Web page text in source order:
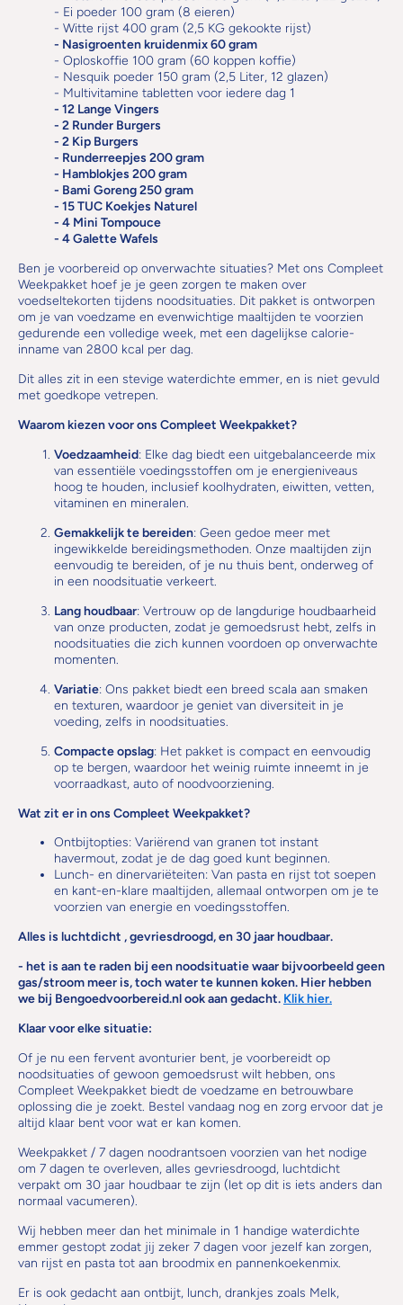
- Ei poeder 100 gram (8 eieren)
- Witte rijst 400 gram (2,5 KG gekookte rijst)
- Nasigroenten kruidenmix 60 gram
- Oploskoffie 100 gram (60 koppen koffie)
- Nesquik poeder 150 gram (2,5 Liter, 12 glazen)
- Multivitamine tabletten voor iedere dag 1
- 12 Lange Vingers
- 2 Runder Burgers
- 2 Kip Burgers
- Runderreepjes 200 gram
- Hamblokjes 200 gram
- Bami Goreng 250 gram
- 15 TUC Koekjes Naturel
- 4 Mini Tompouce
- 4 Galette Wafels
Ben je voorbereid op onverwachte situaties? Met ons Compleet
Weekpakket hoef je je geen zorgen te maken over
voedseltekorten tijdens noodsituaties. Dit pakket is ontworpen
om je van voedzame en evenwichtige maaltijden te voorzien
gedurende een volledige week, met een dagelijkse calorie-
inname van 2800 kcal per dag.
Dit alles zit in een stevige waterdichte emmer, en is niet gevuld
met goedkope vetrepen.
Waarom kiezen voor ons Compleet Weekpakket?
Voedzaamheid: Elke dag biedt een uitgebalanceerde mix
van essentiële voedingsstoffen om je energieniveaus
hoog te houden, inclusief koolhydraten, eiwitten, vetten,
vitaminen en mineralen.
Gemakkelijk te bereiden: Geen gedoe meer met
ingewikkelde bereidingsmethoden. Onze maaltijden zijn
eenvoudig te bereiden, of je nu thuis bent, onderweg of
in een noodsituatie verkeert.
Lang houdbaar: Vertrouw op de langdurige houdbaarheid
van onze producten, zodat je gemoedsrust hebt, zelfs in
noodsituaties die zich kunnen voordoen op onverwachte
momenten.
Variatie: Ons pakket biedt een breed scala aan smaken
en texturen, waardoor je geniet van diversiteit in je
voeding, zelfs in noodsituaties.
Compacte opslag: Het pakket is compact en eenvoudig
op te bergen, waardoor het weinig ruimte inneemt in je
voorraadkast, auto of noodvoorziening.
Wat zit er in ons Compleet Weekpakket?
Ontbijtopties: Variërend van granen tot instant
havermout, zodat je de dag goed kunt beginnen.
Lunch- en dinervariëteiten: Van pasta en rijst tot soepen
en kant-en-klare maaltijden, allemaal ontworpen om je te
voorzien van energie en voedingsstoffen.
Alles is luchtdicht , gevriesdroogd, en 30 jaar houdbaar.
- het is aan te raden bij een noodsituatie waar bijvoorbeeld geen
gas/stroom meer is, toch water te kunnen koken. Hier hebben
we bij Bengoedvoorbereid.nl ook aan gedacht. Klik hier.
Klaar voor elke situatie:
Of je nu een fervent avonturier bent, je voorbereidt op
noodsituaties of gewoon gemoedsrust wilt hebben, ons
Compleet Weekpakket biedt de voedzame en betrouwbare
oplossing die je zoekt. Bestel vandaag nog en zorg ervoor dat je
altijd klaar bent voor wat er kan komen.
Weekpakket / 7 dagen noodrantsoen voorzien van het nodige
om 7 dagen te overleven, alles gevriesdroogd, luchtdicht
verpakt om 30 jaar houdbaar te zijn (let op dit is iets anders dan
normaal vacumeren).
Wij hebben meer dan het minimale in 1 handige waterdichte
emmer gestopt zodat jij zeker 7 dagen voor jezelf kan zorgen,
van rijst en pasta tot aan broodmix en pannenkoekenmix.
Er is ook gedacht aan ontbijt, lunch, drankjes zoals Melk,